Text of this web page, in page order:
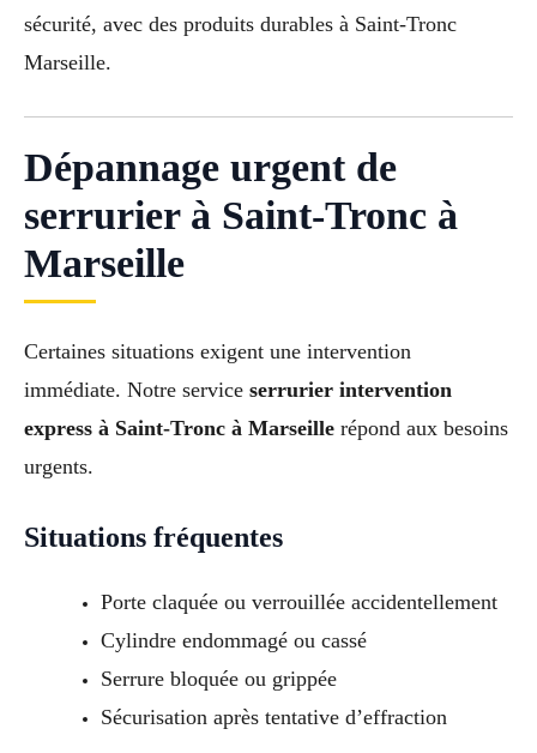
sécurité, avec des produits durables à Saint-Tronc
Marseille.
Dépannage urgent de
serrurier à Saint-Tronc à
Marseille
Certaines situations exigent une intervention
immédiate. Notre service serrurier intervention
express à Saint-Tronc à Marseille répond aux besoins
urgents.
Situations fréquentes
Porte claquée ou verrouillée accidentellement
Cylindre endommagé ou cassé
Serrure bloquée ou grippée
Sécurisation après tentative d’effraction